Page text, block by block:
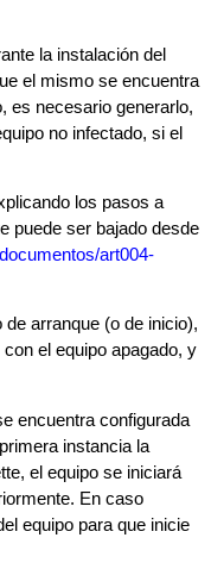
la instalación del
el mismo se encuentra
es necesario generarlo,
no infectado, si el
los pasos a
puede ser bajado desde
art004-
arranque (o de inicio),
el equipo apagado, y
encuentra configurada
instancia la
el equipo se iniciará
En caso
equipo para que inicie